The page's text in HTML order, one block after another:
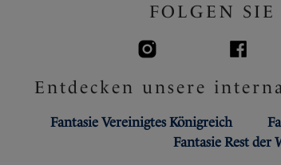
FOLGEN SIE
Entdecken unsere
Fantasie Vereinigtes Königreich
Fantasie Rest der